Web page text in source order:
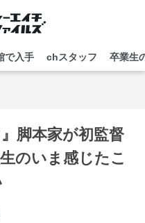
で入手 chスタッフ 卒業生
脚本家が初監督
のいま感じたこ